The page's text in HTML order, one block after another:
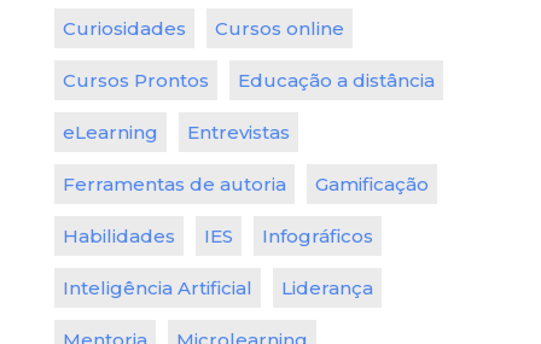
Curiosidades Cursos online
Cursos Prontos Educação a distância
eLearning Entrevistas
Ferramentas de autoria Gamificação
Habilidades IES Infográficos
Inteligência Artificial Liderança